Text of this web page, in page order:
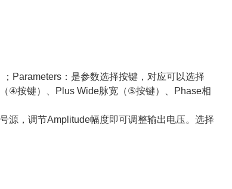
Parameters ：是参数选择按键，对应可以选择
④按键）、 Plus Wide脉宽（⑤按键）、 Phase相
源，调节Amplitude幅度即可调整输出电压。选择